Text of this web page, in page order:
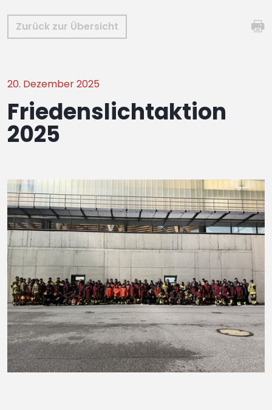
Zurück zur Übersicht
20. Dezember 2025
Friedenslichtaktion
2025